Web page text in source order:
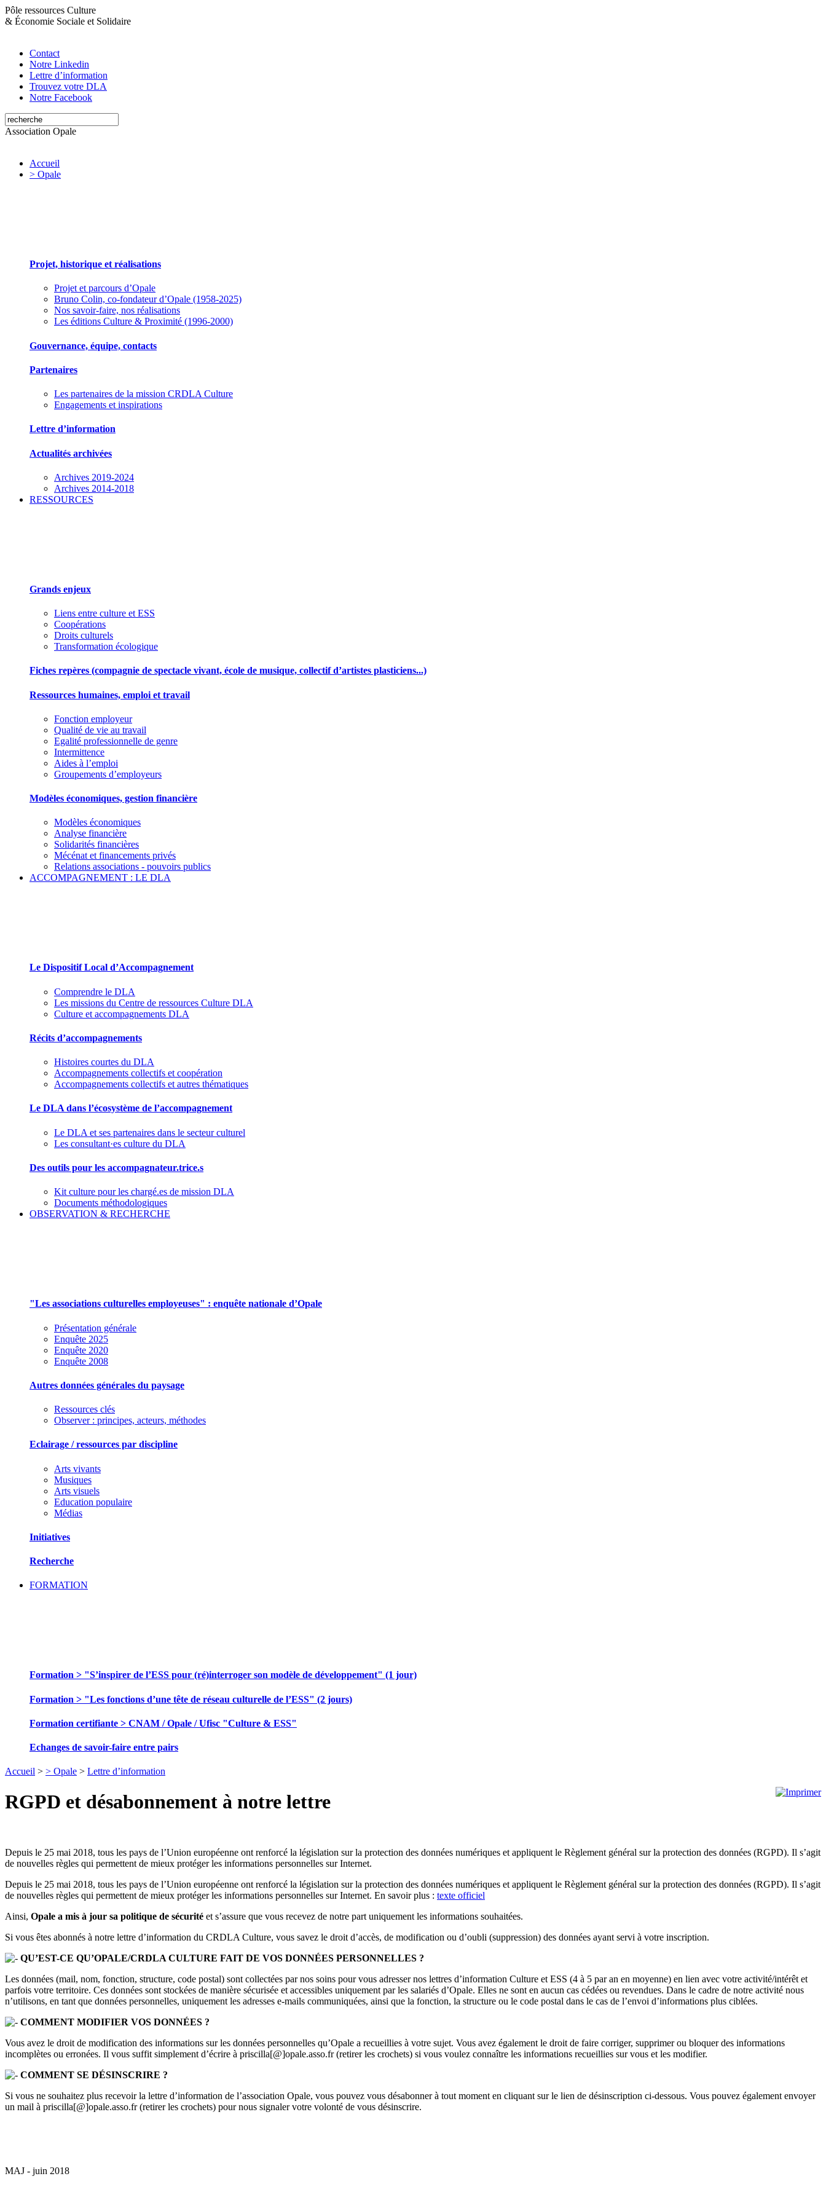
Pôle ressources Culture
& Économie Sociale et Solidaire
Contact
Notre Linkedin
Lettre d’information
Trouvez votre DLA
Notre Facebook
Association Opale
Accueil
> Opale
Projet, historique et réalisations
Projet et parcours d’Opale
Bruno Colin, co-fondateur d’Opale (1958-2025)
Nos savoir-faire, nos réalisations
Les éditions Culture & Proximité (1996-2000)
Gouvernance, équipe, contacts
Partenaires
Les partenaires de la mission CRDLA Culture
Engagements et inspirations
Lettre d’information
Actualités archivées
Archives 2019-2024
Archives 2014-2018
RESSOURCES
Grands enjeux
Liens entre culture et ESS
Coopérations
Droits culturels
Transformation écologique
Fiches repères (compagnie de spectacle vivant, école de musique, collectif d’artistes plasticiens...)
Ressources humaines, emploi et travail
Fonction employeur
Qualité de vie au travail
Egalité professionnelle de genre
Intermittence
Aides à l’emploi
Groupements d’employeurs
Modèles économiques, gestion financière
Modèles économiques
Analyse financière
Solidarités financières
Mécénat et financements privés
Relations associations - pouvoirs publics
ACCOMPAGNEMENT : LE DLA
Le Dispositif Local d’Accompagnement
Comprendre le DLA
Les missions du Centre de ressources Culture DLA
Culture et accompagnements DLA
Récits d’accompagnements
Histoires courtes du DLA
Accompagnements collectifs et coopération
Accompagnements collectifs et autres thématiques
Le DLA dans l’écosystème de l’accompagnement
Le DLA et ses partenaires dans le secteur culturel
Les consultant·es culture du DLA
Des outils pour les accompagnateur.trice.s
Kit culture pour les chargé.es de mission DLA
Documents méthodologiques
OBSERVATION & RECHERCHE
"Les associations culturelles employeuses" : enquête nationale d’Opale
Présentation générale
Enquête 2025
Enquête 2020
Enquête 2008
Autres données générales du paysage
Ressources clés
Observer : principes, acteurs, méthodes
Eclairage / ressources par discipline
Arts vivants
Musiques
Arts visuels
Education populaire
Médias
Initiatives
Recherche
FORMATION
Formation > "S’inspirer de l’ESS pour (ré)interroger son modèle de développement" (1 jour)
Formation > "Les fonctions d’une tête de réseau culturelle de l’ESS" (2 jours)
Formation certifiante > CNAM / Opale / Ufisc "Culture & ESS"
Echanges de savoir-faire entre pairs
Accueil > > Opale > Lettre d’information
RGPD et désabonnement à notre lettre
Depuis le 25 mai 2018, tous les pays de l’Union européenne ont renforcé la législation sur la protection des données numériques et appliquent le Règlement général sur la protection des données (RGPD). Il s’agit
de nouvelles règles qui permettent de mieux protéger les informations personnelles sur Internet.
Depuis le 25 mai 2018, tous les pays de l’Union européenne ont renforcé la législation sur la protection des données numériques et appliquent le Règlement général sur la protection des données (RGPD). Il s’agit
de nouvelles règles qui permettent de mieux protéger les informations personnelles sur Internet. En savoir plus : texte officiel
Ainsi, Opale a mis à jour sa politique de sécurité et s’assure que vous recevez de notre part uniquement les informations souhaitées.
Si vous êtes abonnés à notre lettre d’information du CRDLA Culture, vous savez le droit d’accès, de modification ou d’oubli (suppression) des données ayant servi à votre inscription.
QU’EST-CE QU’OPALE/CRDLA CULTURE FAIT DE VOS DONNÉES PERSONNELLES ?
Les données (mail, nom, fonction, structure, code postal) sont collectées par nos soins pour vous adresser nos lettres d’information Culture et ESS (4 à 5 par an en moyenne) en lien avec votre activité/intérêt et
parfois votre territoire. Ces données sont stockées de manière sécurisée et accessibles uniquement par les salariés d’Opale. Elles ne sont en aucun cas cédées ou revendues. Dans le cadre de notre activité nous
n’utilisons, en tant que données personnelles, uniquement les adresses e-mails communiquées, ainsi que la fonction, la structure ou le code postal dans le cas de l’envoi d’informations plus ciblées.
COMMENT MODIFIER VOS DONNÉES ?
Vous avez le droit de modification des informations sur les données personnelles qu’Opale a recueillies à votre sujet. Vous avez également le droit de faire corriger, supprimer ou bloquer des informations
incomplètes ou erronées. Il vous suffit simplement d’écrire à priscilla[@]opale.asso.fr (retirer les crochets) si vous voulez connaître les informations recueillies sur vous et les modifier.
COMMENT SE DÉSINSCRIRE ?
Si vous ne souhaitez plus recevoir la lettre d’information de l’association Opale, vous pouvez vous désabonner à tout moment en cliquant sur le lien de désinscription ci-dessous. Vous pouvez également envoyer
un mail à priscilla[@]opale.asso.fr (retirer les crochets) pour nous signaler votre volonté de vous désinscrire.
MAJ - juin 2018